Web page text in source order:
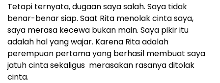
Tetapi ternyata, dugaan saya salah. Saya tidak
benar-benar siap. Saat Rita menolak cinta saya,
saya merasa kecewa bukan main. Saya pikir itu
adalah hal yang wajar. Karena Rita adalah
perempuan pertama yang berhasil membuat saya
jatuh cinta sekaligus merasakan rasanya ditolak
cinta.